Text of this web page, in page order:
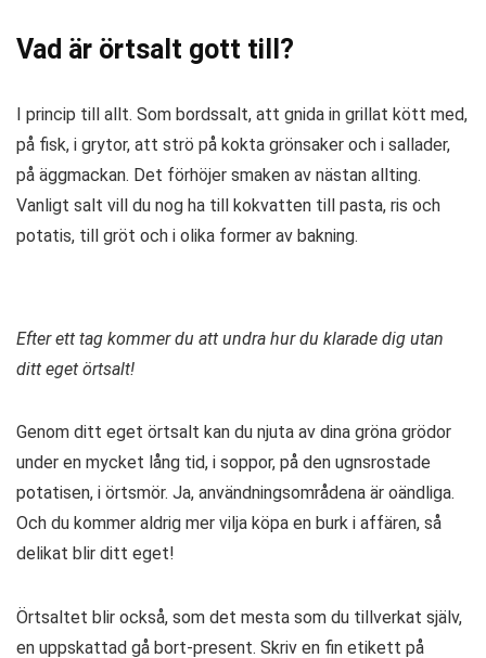
Vad är örtsalt gott till?
I princip till allt. Som bordssalt, att gnida in grillat kött med,
på fisk, i grytor, att strö på kokta grönsaker och i sallader,
på äggmackan. Det förhöjer smaken av nästan allting.
Vanligt salt vill du nog ha till kokvatten till pasta, ris och
potatis, till gröt och i olika former av bakning.
Efter ett tag kommer du att undra hur du klarade dig utan
ditt eget örtsalt!
Genom ditt eget örtsalt kan du njuta av dina gröna grödor
under en mycket lång tid, i soppor, på den ugnsrostade
potatisen, i örtsmör. Ja, användningsområdena är oändliga.
Och du kommer aldrig mer vilja köpa en burk i affären, så
delikat blir ditt eget!
Örtsaltet blir också, som det mesta som du tillverkat själv,
en uppskattad gå bort-present. Skriv en fin etikett på